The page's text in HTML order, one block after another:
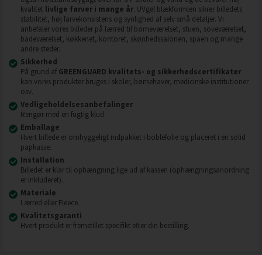
kvalitet livlige farver i mange år. UVgel blækformlen sikrer billedets
stabilitet, høj farvekonsistens og synlighed af selv små detaljer. Vi
anbefaler vores billeder på lærred til børneværelset, stuen, soveværelset,
badeværelset, køkkenet, kontoret, skønhedssalonen, spaen og mange
andre steder.
Sikkerhed
På grund af GREENGUARD kvalitets- og sikkerhedscertifikater
kan vores produkter bruges i skoler, børnehaver, medicinske institutioner
osv.
Vedligeholdelsesanbefalinger
Rengør med en fugtig klud.
Emballage
Hvert billede er omhyggeligt indpakket i boblefolie og placeret i en solid
papkasse.
Installation
Billedet er klar til ophængning lige ud af kassen (ophængningsanordning
er inkluderet).
Materiale
Lærred eller Fleece.
Kvalitetsgaranti
Hvert produkt er fremstillet specifikt efter din bestilling.